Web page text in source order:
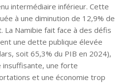
intermédiaire inférieur. Cette
à une diminution de 12,9% de
La Namibie fait face à des défis
une dette publique élevée
soit 65,3% du PIB en 2024),
insuffisante, une forte
et une économie trop